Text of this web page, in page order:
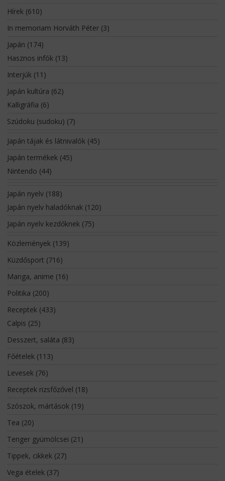
Hírek(610)
In memoriam Horváth Péter(3)
Japán (174)
Hasznos infók(13)
Interjúk(11)
Japán kultúra (62)
Kalligráfia (6)
Szúdoku (sudoku) (7)
Japán tájak és látnivalók(45)
Japán termékek(45)
Nintendo (44)
Japán nyelv(188)
Japán nyelv haladóknak(120)
Japán nyelv kezdőknek(75)
Közlemények(139)
Küzdősport (716)
Manga, anime (16)
Politika (200)
Receptek(433)
Calpis (25)
Desszert, saláta (83)
Főételek(113)
Levesek(76)
Receptek rizsfőzővel (18)
Szószok, mártások(19)
Tea (20)
Tenger gyümölcsei (21)
Tippek, cikkek(27)
Vega ételek(37)